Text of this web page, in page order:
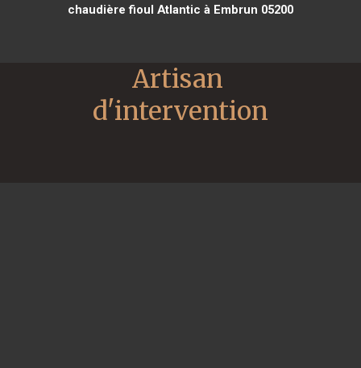
chaudière fioul Atlantic à Embrun 05200
Artisan
d'intervention